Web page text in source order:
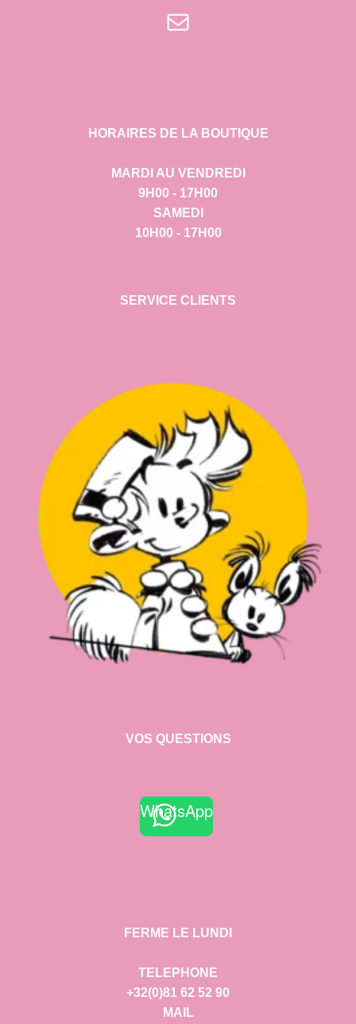
E-mail
HORAIRES DE LA BOUTIQUE
MARDI AU VENDREDI
9H00 - 17H00
SAMEDI
10H00 - 17H00
SERVICE CLIENTS
VOS QUESTIONS
WhatsApp
FERME LE LUNDI
TELEPHONE
+32(0)81 62 52 90
MAIL